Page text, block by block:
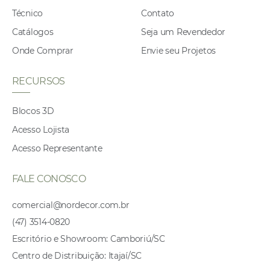
Técnico
Catálogos
Onde Comprar
Contato
Seja um Revendedor
Envie seu Projetos
RECURSOS
Blocos 3D
Acesso Lojista
Acesso Representante
FALE CONOSCO
comercial@nordecor.com.br
(47) 3514-0820
Escritório e Showroom: Camboriú/SC
Centro de Distribuição: Itajaí/SC